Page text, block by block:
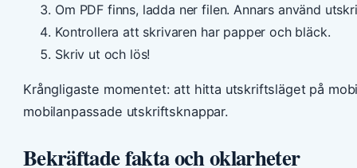
Om PDF finns, ladda ner filen. Annars använd
Kontrollera att skrivaren har papper och bläck.
Skriv ut och lös!
Krångligaste momentet: att hitta utskriftsläget på
mobilanpassade utskriftsknappar.
Bekräftade fakta och oklarheter